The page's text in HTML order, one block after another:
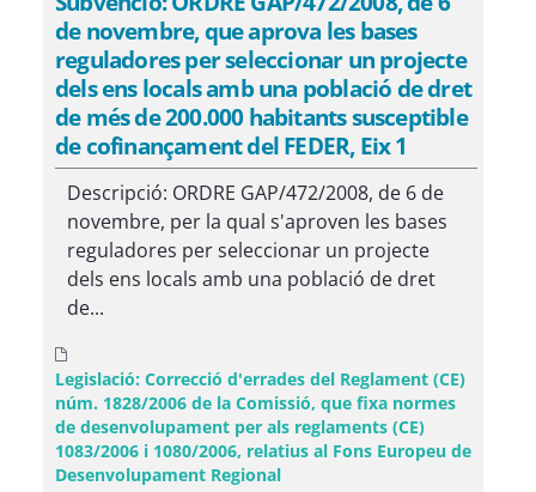
de novembre, que aprova les bases
reguladores per seleccionar un projecte
dels ens locals amb una població de dret
de més de 200.000 habitants susceptible
de cofinançament del FEDER, Eix 1
Descripció: ORDRE GAP/472/2008, de 6 de
novembre, per la qual s'aproven les bases
reguladores per seleccionar un projecte
dels ens locals amb una població de dret
de...
Legislació: Correcció d'errades del Reglament (CE)
núm. 1828/2006 de la Comissió, que fixa normes
de desenvolupament per als reglaments (CE)
1083/2006 i 1080/2006, relatius al Fons Europeu de
Desenvolupament Regional